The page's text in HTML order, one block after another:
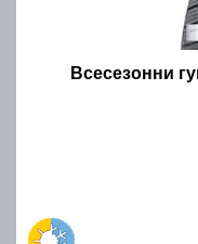
Всесезонни